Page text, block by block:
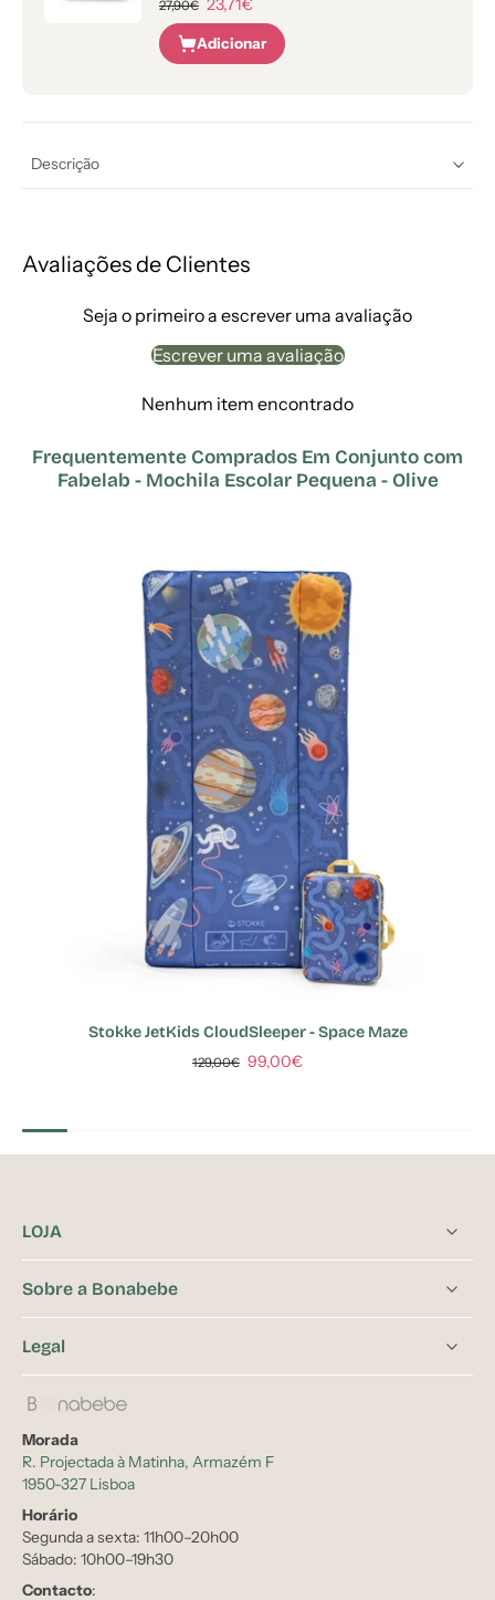
27,90€ 23,71€
Adicionar
Descrição
Avaliações de Clientes
Seja o primeiro a escrever uma avaliação
Escrever uma avaliação
Nenhum item encontrado
Frequentemente Comprados Em Conjunto com
Fabelab - Mochila Escolar Pequena - Olive
Stokke JetKids CloudSleeper - Space Maze
129,00€ 99,00€
LOJA
Sobre a Bonabebe
Legal
Morada
R. Projectada à Matinha, Armazém F
1950-327 Lisboa
Horário
Segunda a sexta: 11h00–20h00
Sábado: 10h00–19h30
Contacto: